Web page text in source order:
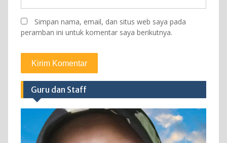
Simpan nama, email, dan situs web saya pada
peramban ini untuk komentar saya berikutnya.
Guru dan Staff